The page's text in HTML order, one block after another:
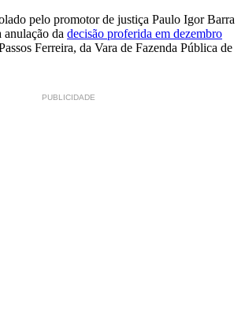
pelo promotor de justiça Paulo Igor Barra
anulação da decisão proferida em dezembro
Ferreira, da Vara de Fazenda Pública de
PUBLICIDADE